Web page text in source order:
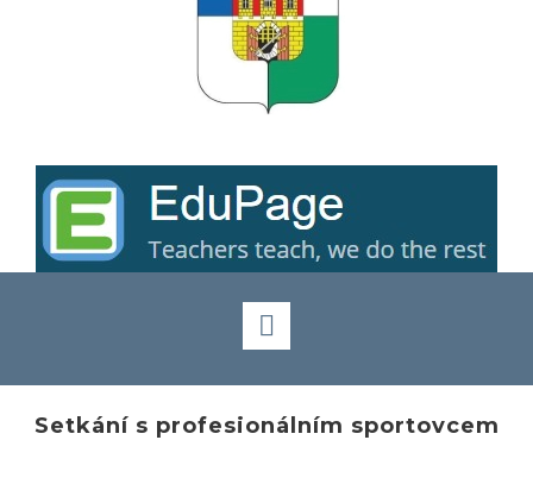
Setkání s profesionálním sportovcem